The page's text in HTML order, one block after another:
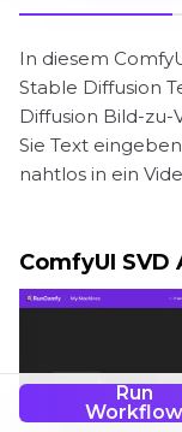
Run
Workflow
In diesem
Stable Diffusion
Diffusion Bild-zu-
Sie Text
nahtlos in ein
ComfyUI